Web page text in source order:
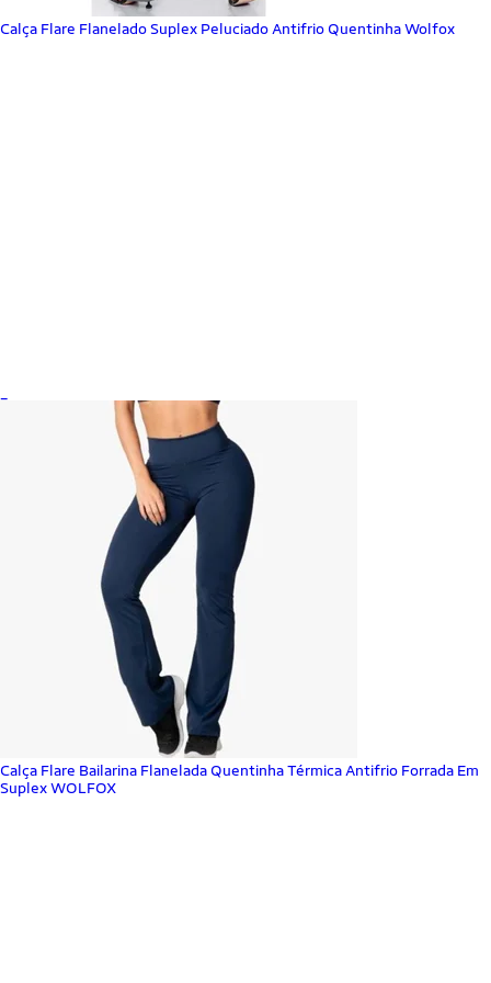
Calça Flare Flanelado Suplex Peluciado Antifrio Quentinha Wolfox
Calça Flare Bailarina Flanelada Quentinha Térmica Antifrio Forrada Em
Suplex WOLFOX